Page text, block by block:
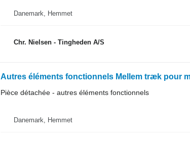
Danemark, Hemmet
Chr. Nielsen - Tingheden A/S
Autres éléments fonctionnels Mellem træk pour
Pièce détachée - autres éléments fonctionnels
Danemark, Hemmet